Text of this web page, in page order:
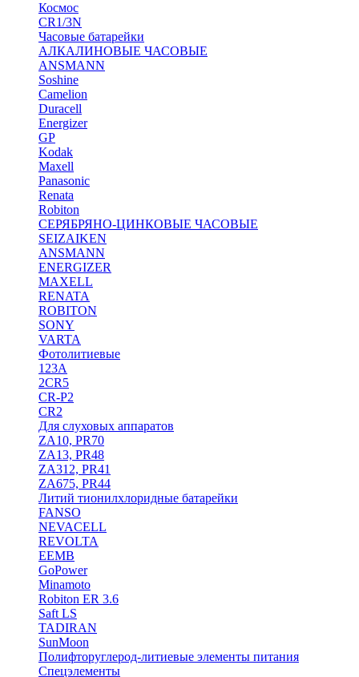
Космос
CR1/3N
Часовые батарейки
АЛКАЛИНОВЫЕ ЧАСОВЫЕ
ANSMANN
Soshine
Camelion
Duracell
Energizer
GP
Kodak
Maxell
Panasonic
Renata
Robiton
СЕРЯБРЯНО-ЦИНКОВЫЕ ЧАСОВЫЕ
SEIZAIKEN
ANSMANN
ENERGIZER
MAXELL
RENATA
ROBITON
SONY
VARTA
Фотолитиевые
123A
2CR5
CR-P2
CR2
Для слуховых аппаратов
ZA10, PR70
ZA13, PR48
ZA312, PR41
ZA675, PR44
Литий тионилхлоридные батарейки
FANSO
NEVACELL
REVOLTA
EEMB
GoPower
Minamoto
Robiton ER 3.6
Saft LS
TADIRAN
SunMoon
Полифторуглерод-литиевые элементы питания
Спецэлементы